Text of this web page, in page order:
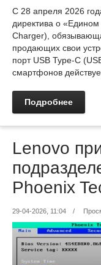
С 28 апреля 2026
директива о
Charger),
продающих свои
порт USB Type-C
смартфонов
Подробнее
Lenovo
Phoenix
29-04-2026, 11:04 /